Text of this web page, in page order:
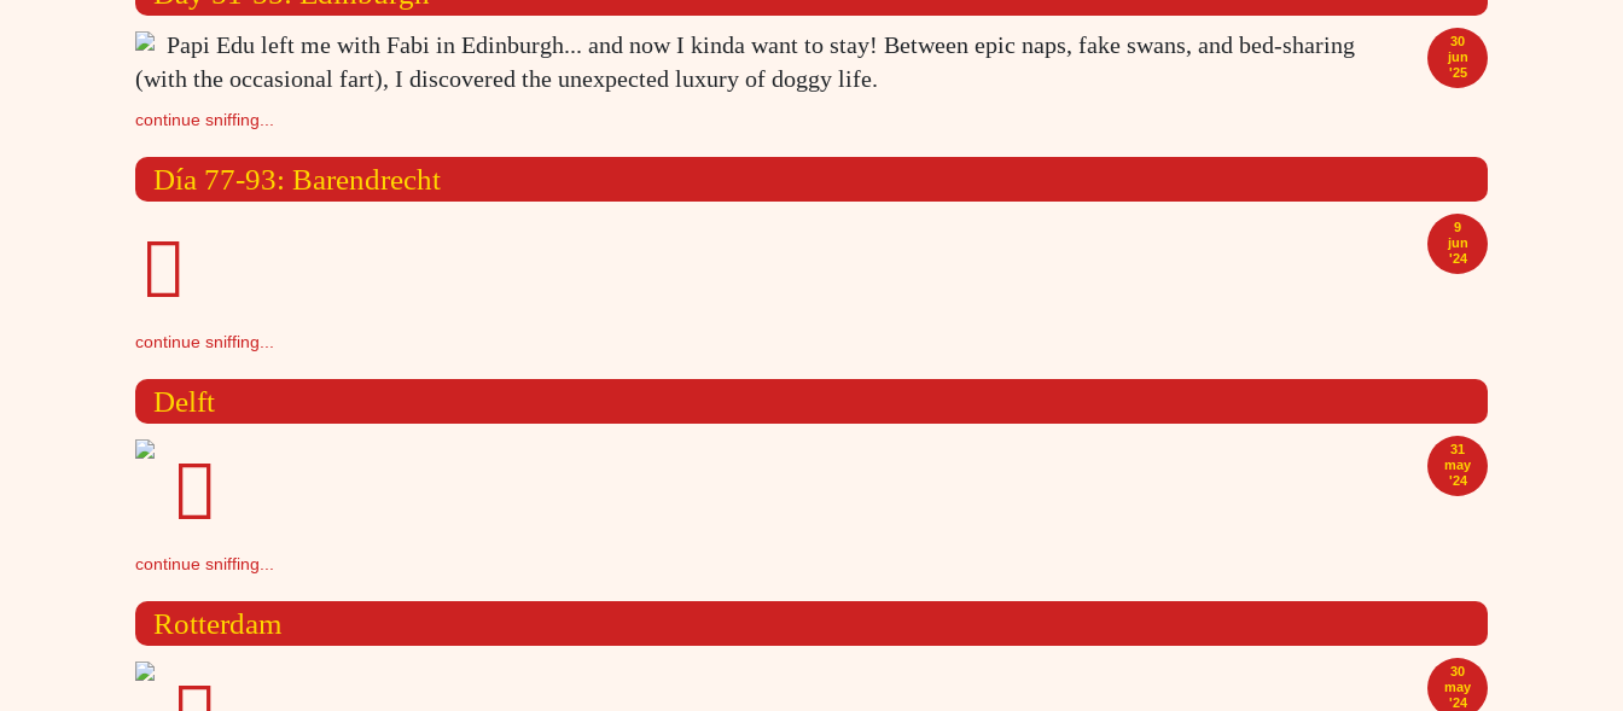
30
jun
'25
Papi Edu left me with Fabi in Edinburgh... and now I kinda want to stay! Between epic naps, fake swans, and bed-sharing
(with the occasional fart), I discovered the unexpected luxury of doggy life.
continue sniffing...
Día 77-93: Barendrecht
9
jun
'24
continue sniffing...
Delft
31
may
'24
continue sniffing...
Rotterdam
30
may
'24